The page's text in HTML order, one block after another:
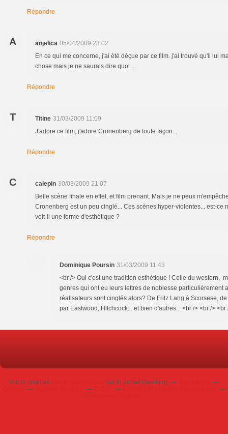
Répondre
A anjelica 05/04/2009 23:02
En ce qui me concerne, j'ai été déçue par ce film. j'ai trouvé qu'il lui
chose mais je ne saurais dire quoi ...
Répondre
T Titine 31/03/2009 11:09
J'adore ce film, j'adore Cronenberg de toute façon...
Répondre
C calepin 30/03/2009 21:07
Belle scène finale en effet, et film prenant. Mais je ne peux
Cronenberg est un peu cinglé... Ces scènes hyper-violentes... est-ce
voit-il une forme d'esthétique ?
Répondre
Dominique Poursin 31/03/2009 11:43
<br /> Oui c'est une tradition esthétique ! Celle du western,
genres qui ont eu leurs lettres de noblesse particulièrement
réalisateurs sont cinglés alors? De Fritz Lang à Scorsese,
par Eastwood, Hitchcock... et bien d'autres... <br /> <br /> <br
Voir le profil de sur le portail Overblog